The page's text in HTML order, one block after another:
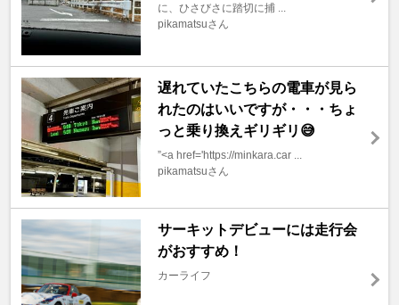
に、ひさびさに踏切に捕 ...
pikamatsuさん
遅れていたこちらの電車が見ら
れたのはいいですが・・・ちょ
っと乗り換えギリギリ😅
”<a href='https://minkara.car ...
pikamatsuさん
サーキットデビューには走行会
がおすすめ！
カーライフ